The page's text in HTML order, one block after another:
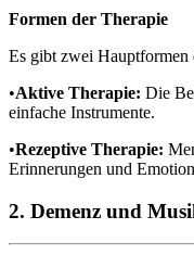
Formen der Therapie
Es gibt zwei Hauptformen
•Aktive Therapie: Die
einfache Instrumente.
•Rezeptive Therapie:
Erinnerungen und
2. Demenz und